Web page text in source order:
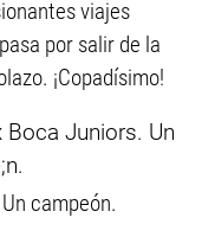
viajes
por salir de la
¡Copadísimo!
campeón.